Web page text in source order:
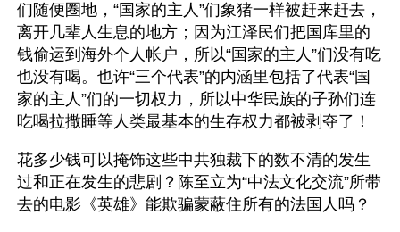
们随便圈地，“国家的主人”们象猪一样被赶来赶去，
离开几辈人生息的地方；因为江泽民们把国库里的
钱偷运到海外个人帐户，所以“国家的主人”们没有吃
也没有喝。也许“三个代表”的内涵里包括了代表“国
家的主人”们的一切权力，所以中华民族的子孙们连
吃喝拉撒睡等人类最基本的生存权力都被剥夺了！
花多少钱可以掩饰这些中共独裁下的数不清的发生
过和正在发生的悲剧？陈至立为“中法文化交流”所带
去的电影《英雄》能欺骗蒙蔽住所有的法国人吗？